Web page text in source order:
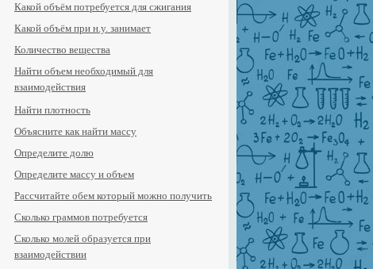
Какой объём потребуется для сжигания
Какой объём при н.у. занимает
Количество вещества
Найти объем необходимый для
взаимодействия
Найти плотность
Объясните как найти массу
Определите долю
Определите массу и объем
Рассчитайте обем который можно получить
Сколько граммов потребуется
Сколько молей образуется при
взаимодействии